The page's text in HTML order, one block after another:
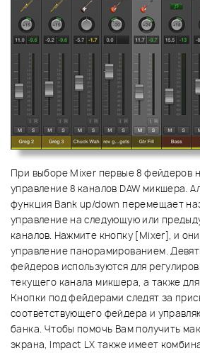
При выборе Mixer первые 8 фейдеров
управление 8 каналов DAW микшера.
функция Bank up/down перемещает
управление на следующую или
каналов. Нажмите кнопку [Mixer], и
управление панорамированием.
фейдеров используются для
текущего канала микшера, а также
Кнопки под фейдерами следят за
соответствующего фейдера и
банка. Чтобы помочь Вам получить
экрана, Impact LX также имеет